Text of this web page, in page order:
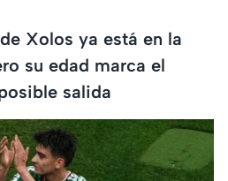
Xolos ya está en la
su edad marca el
salida